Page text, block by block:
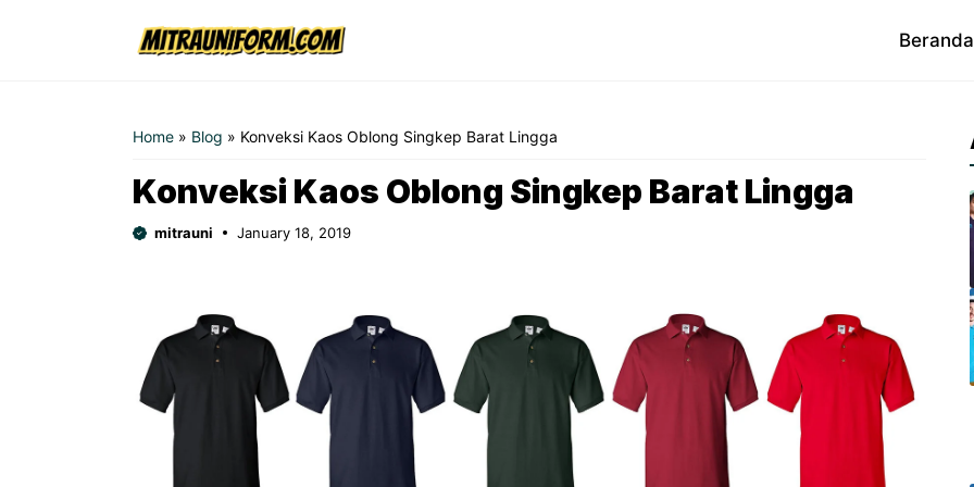
Beranda
Home » Blog » Konveksi Kaos Oblong Singkep Barat Lingga
Konveksi Kaos Oblong Singkep Barat Lingga
mitrauni January 18, 2019